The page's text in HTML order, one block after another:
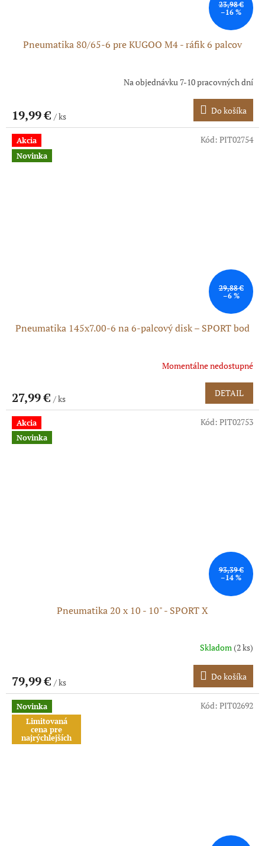
23,98 €
–16 %
Pneumatika 80/65-6 pre KUGOO M4 - ráfik 6 palcov
je
5,0
5
hviezdičiek.
Na objednávku 7-10 pracovných dní
19,99 € / ks
Do košíka
Akcia
Novinka
29,88 €
–6 %
Pneumatika 145x7.00-6 na 6-palcový disk – SPORT bod
Momentálne nedostupné
27,99 € / ks
DETAIL
Kód: PIT02754
Akcia
Novinka
93,39 €
–14 %
Pneumatika 20 x 10 - 10" - SPORT X
je
5,0
5
hviezdičiek.
Skladom(2 ks)
79,99 € / ks
Do košíka
Kód: PIT02753
Novinka
Limitovaná
cena pre
najrýchlejších
Kód: PIT02692